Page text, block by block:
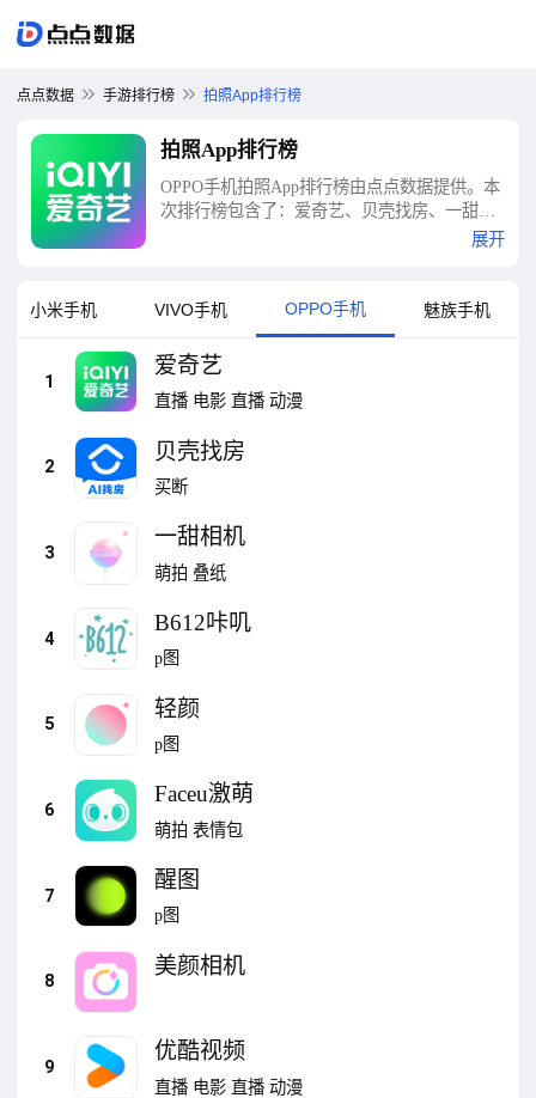
点点数据 手游排行榜 拍照App排行榜
拍照App排行榜
OPPO手机拍照App排行榜由点点数据提供。本
次排行榜包含了：爱奇艺、贝壳找房、一甜相
机、B612咔叽、轻颜、Faceu激萌、醒图、美颜
展开
小米手机 VIVO手机 OPPO手机 魅族手机
1
爱奇艺
直播 电影 直播 动漫
2
贝壳找房
买断
3
一甜相机
萌拍 叠纸
4
B612咔叽
p图
5
轻颜
p图
6
Faceu激萌
萌拍 表情包
7
醒图
p图
8
美颜相机
9
优酷视频
直播 电影 直播 动漫